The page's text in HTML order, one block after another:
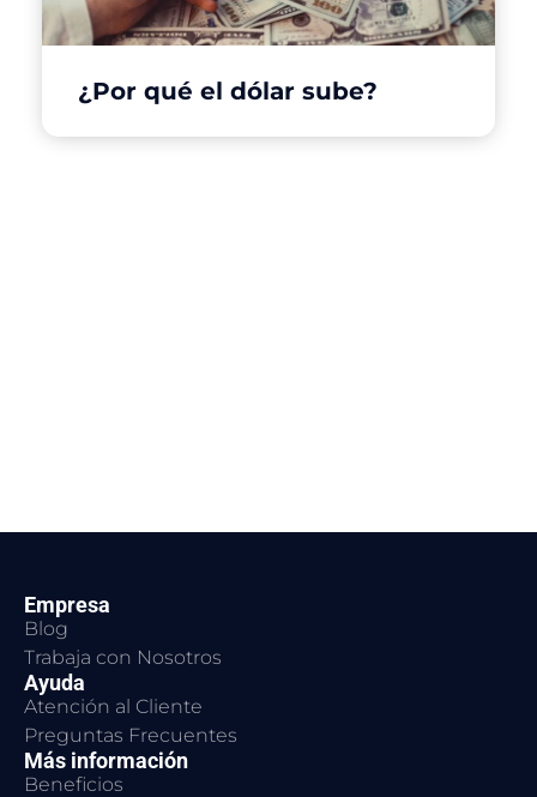
¿Por qué el dólar sube?
Empresa
Blog
Trabaja con Nosotros
Ayuda
Atención al Cliente
Preguntas Frecuentes
Más información
Beneficios